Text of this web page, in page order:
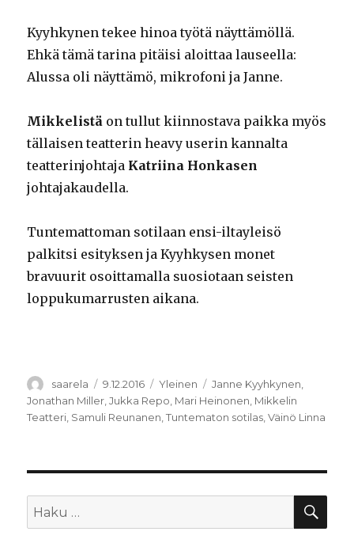
Kyyhkynen tekee hinoa työtä näyttämöllä.
Ehkä tämä tarina pitäisi aloittaa lauseella:
Alussa oli näyttämö, mikrofoni ja Janne.
Mikkelistä on tullut kiinnostava paikka myös
tällaisen teatterin heavy userin kannalta
teatterinjohtaja Katriina Honkasen
johtajakaudella.
Tuntemattoman sotilaan ensi-iltayleisö
palkitsi esityksen ja Kyyhkysen monet
bravuurit osoittamalla suosiotaan seisten
loppukumarrusten aikana.
Kirjoittaja
saarela Julkaistu
9.12.2016 Kategoriat
Yleinen Avainsanat
Janne Kyyhkynen
Jonathan Miller ,Jukka Repo Mari Heinonen Mikkelin
Teatteri Samuli Reunanen ,Tuntematon sotilas ,Väinö Linna
Etsi: